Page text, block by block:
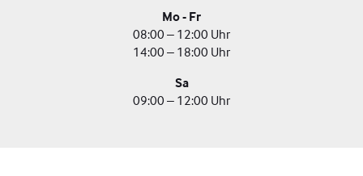
Mo - Fr
08:00 – 12:00 Uhr
14:00 – 18:00 Uhr
Sa
09:00 – 12:00 Uhr